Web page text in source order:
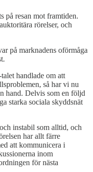
på resan mot framtiden.
rörelser, och
på marknadens oförmåga
handlade om att
så har vi nu
hand. Delvis som en följd
starka sociala skyddsnät
instabil som alltid, och
har allt färre
att kommunicera i
inom
för nästa